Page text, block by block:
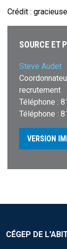
Crédit :
SOURCE ET
Steve Audet
recrutement
Téléphone :
Téléphone :
VERSION
CÉGEP DE